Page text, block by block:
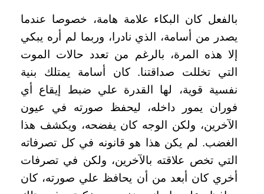
بالفعل كان البكاء علامة هامة، خصوصا عندما
يصدر من أسامة، الذي نادرا، وربما لم أره يبكي
إلا هذه المرة، بالرغم من تعدد حالات الموت
التي تخللت صداقتنا. كان أسامة يمتلك بنية
نفسية قوية، لها القدرة علي ضبط إيقاع أي
فوران يمور داخله، ليحفظ صورته في عيون
الآخرين، ولكن الوجه كان يفضحه، ويكشف هذا
الغضب. لم يكن هذا هو قانونه في كل تصرفاته
التي تخص علاقته بالآخرين، ولكن في تصرفات
أخري كان أبعد من أن يحافظ علي صورته، كان